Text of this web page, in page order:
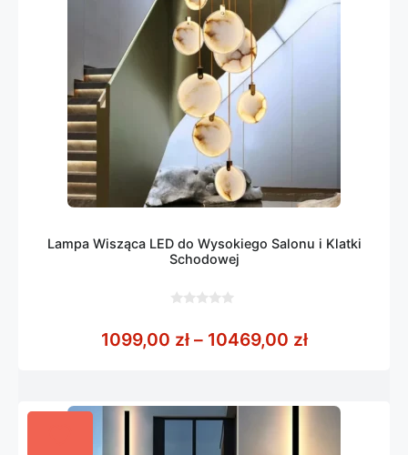
Lampa Wisząca LED do Wysokiego Salonu i Klatki
Schodowej
5
1099,00 zł – 10469,00 złZakres